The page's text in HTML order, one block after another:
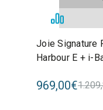
Joie Signature
Harbour E + i-
969,00€